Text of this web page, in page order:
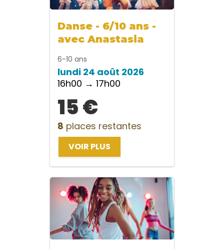
Danse - 6/10 ans -
avec Anastasia
6-10 ans
lundi 24 août 2026
16h00 → 17h00
15 €
8 places restantes
VOIR PLUS